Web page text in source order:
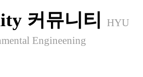
커뮤니티
HYU
Engineening